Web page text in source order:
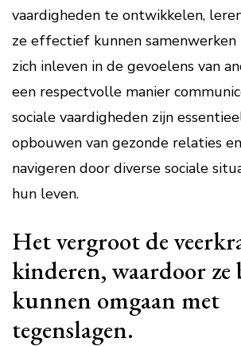
vaardigheden te ontwikkelen,
ze effectief kunnen samenwerken
zich inleven in de gevoelens van
een respectvolle manier
sociale vaardigheden zijn
opbouwen van gezonde relaties
navigeren door diverse sociale
hun leven.
Het vergroot de
kinderen, waardoor ze
kunnen omgaan met
tegenslagen.